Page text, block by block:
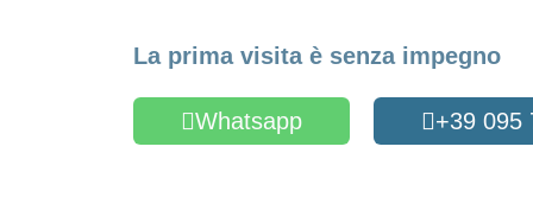
La prima visita è senza impegno
Whatsapp +39 095